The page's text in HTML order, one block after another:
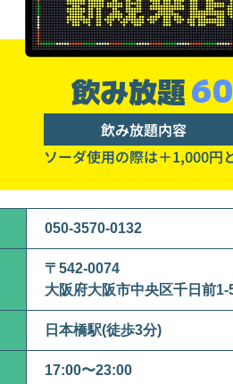
飲み放題
飲み放題内容
ソーダ使用の際は＋1,000円
050-3570-0132
〒542-0074
大阪府大阪市中央区千日前
日本橋駅(徒歩3分)
17:00〜23:00